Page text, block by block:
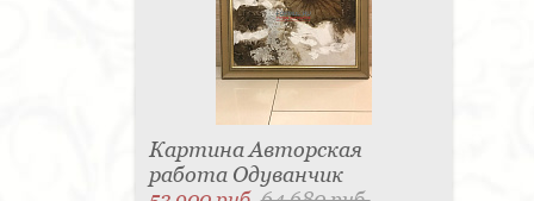
Картина Авторская
работа Одуванчик